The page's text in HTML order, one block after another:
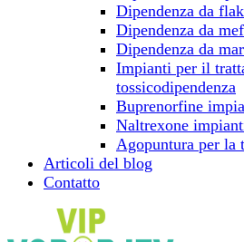
Dipendenza da
Dipendenza da
Dipendenza da
Impianti per il
tossicodipendenza
Buprenorfine
Naltrexone
Agopuntura per la
Articoli del blog
Contatto